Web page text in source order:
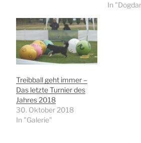
In
Treibball geht immer –
Das letzte Turnier des
Jahres 2018
30. Oktober 2018
In "Galerie"